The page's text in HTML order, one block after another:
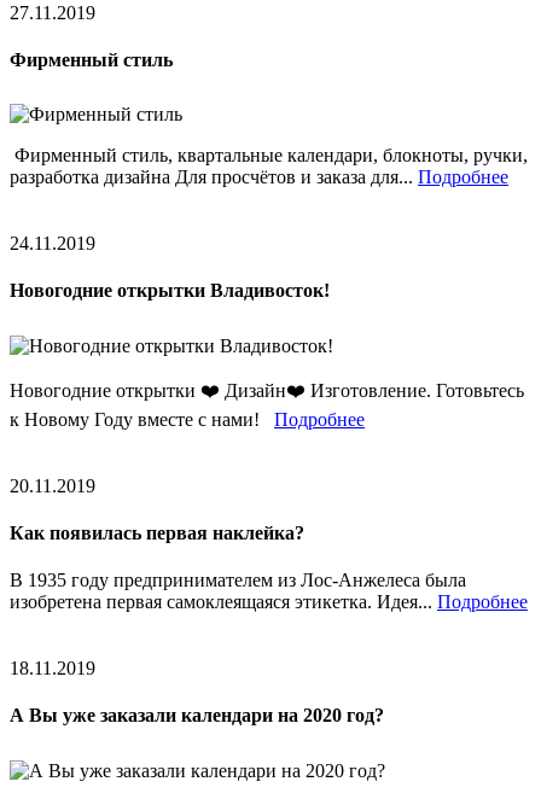
27.11.2019
Фирменный стиль
Фирменный стиль, квартальные календари, блокноты, ручки,
разработка дизайна Для просчётов и заказа для... Подробнее
24.11.2019
Новогодние открытки Владивосток!
Новогодние открытки ❤️ Дизайн❤️ Изготовление. Готовьтесь
к Новому Году вместе с нами! Подробнее
20.11.2019
Как появилась первая наклейка?
В 1935 году предпринимателем из Лос-Анжелеса была
изобретена первая самоклеящаяся этикетка. Идея... Подробнее
18.11.2019
А Вы уже заказали календари на 2020 год?